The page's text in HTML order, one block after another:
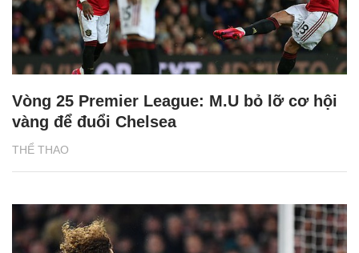
THỂ THAO
Vòng 25 Premier League: M.U bỏ lỡ cơ hội
vàng để đuổi Chelsea